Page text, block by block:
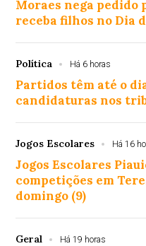
Moraes nega pedido
receba filhos no Dia
Política Há 6 horas
Partidos têm até o
candidaturas nos
Jogos Escolares Há 16
Jogos Escolares
competições em
domingo (9)
Geral Há 19 horas